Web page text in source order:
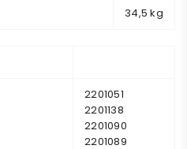
34,5 kg
2201051
2201138
2201090
2201089